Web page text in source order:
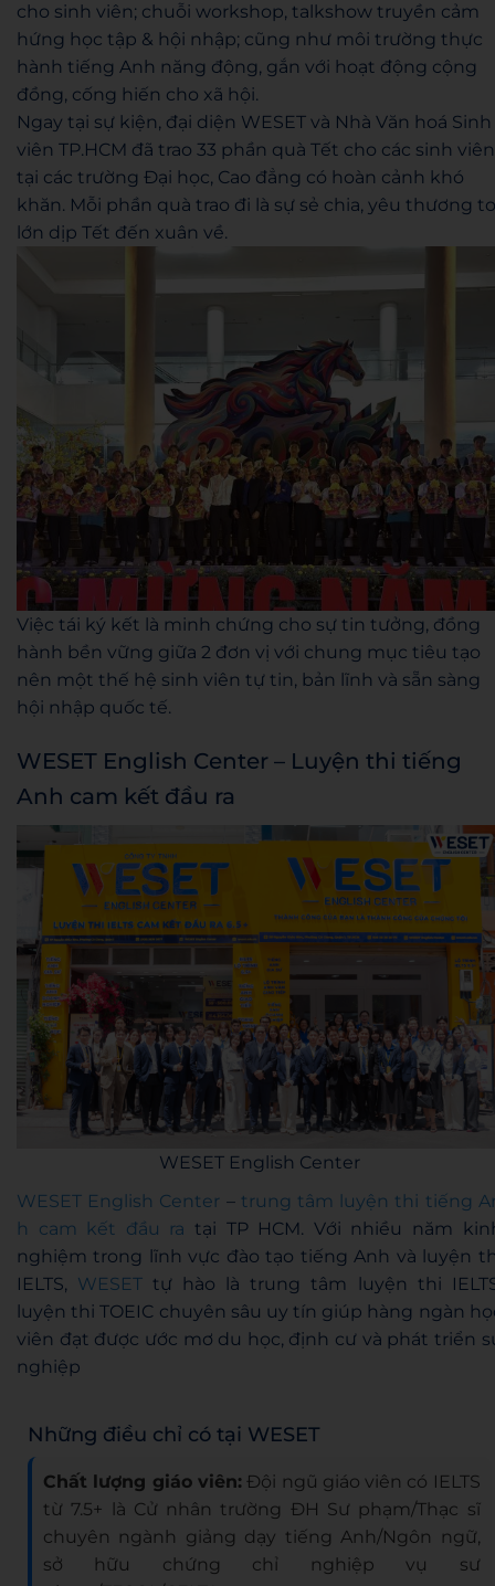
cho sinh viên; chuỗi workshop, talkshow truyền cảm
hứng học tập & hội nhập; cũng như môi trường thực
hành tiếng Anh năng động, gắn với hoạt động cộng
đồng, cống hiến cho xã hội.
Ngay tại sự kiện, đại diện WESET và Nhà Văn hoá Sinh
viên TP.HCM đã trao 33 phần quà Tết cho các sinh viên
tại các trường Đại học, Cao đẳng có hoàn cảnh khó
khăn. Mỗi phần quà trao đi là sự sẻ chia, yêu thương to
lớn dịp Tết đến xuân về.
Việc tái ký kết là minh chứng cho sự tin tưởng, đồng
hành bền vững giữa 2 đơn vị với chung mục tiêu tạo
nên một thế hệ sinh viên tự tin, bản lĩnh và sẵn sàng
hội nhập quốc tế.
WESET English Center – Luyện thi tiếng
Anh cam kết đầu ra
WESET English Center
WESET English Center – trung tâm luyện thi tiếng
h cam kết đầu ra tại TP HCM. Với nhiều năm
nghiệm trong lĩnh vực đào tạo tiếng Anh và luyện
IELTS, WESET tự hào là trung tâm luyện thi
luyện thi TOEIC chuyên sâu uy tín giúp hàng ngàn
viên đạt được ước mơ du học, định cư và phát triển
nghiệp
Những điều chỉ có tại WESET
Chất lượng giáo viên:Đội ngũ giáo viên có IELTS
từ 7.5+ là Cử nhân trường ĐH Sư phạm/Thạc sĩ
chuyên ngành giảng dạy tiếng Anh/Ngôn ngữ,
sở hữu chứng chỉ nghiệp vụ sư